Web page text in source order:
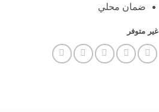
ضمان محلي
غير متوفر